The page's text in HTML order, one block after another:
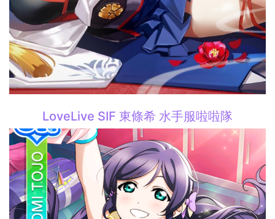
LoveLive SIF 東條希 水手服啦啦隊